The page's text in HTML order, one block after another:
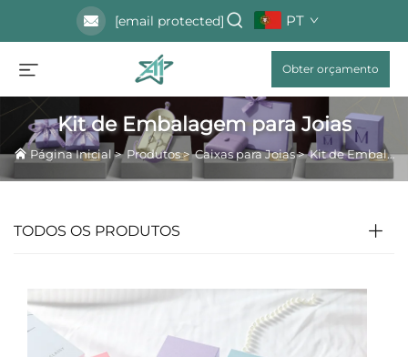
[email protected] PT
Obter orçamento
Kit de Embalagem para Joias
Página Inicial>Produtos>Caixas para Joias>Kit de Embalagem para Joias
TODOS OS PRODUTOS